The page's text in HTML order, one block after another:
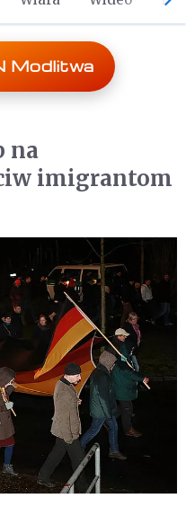
Modlitwa
na
imigrantom